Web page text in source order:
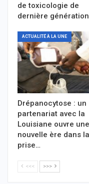
de toxicologie de
dernière
ACTUALITÉ À LA UNE
Drépanocytose : un
partenariat avec la
Louisiane ouvre une
nouvelle ère dans la
prise…
<<< >>>